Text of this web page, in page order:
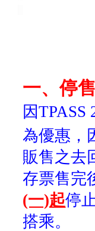
一、停
因
為優惠，
販售之去
存票售完
(一)起停
搭乘。